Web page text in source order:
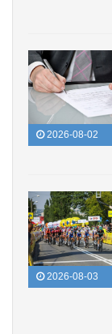
2026-08-02
2026-08-03